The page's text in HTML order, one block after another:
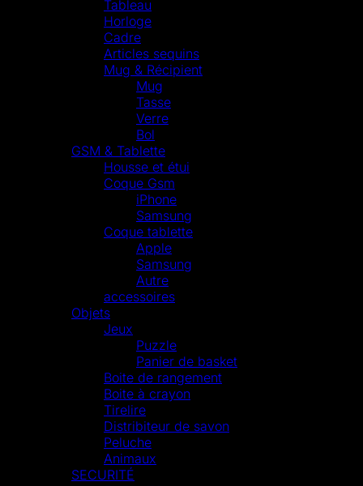
Tableau
Horloge
Cadre
Articles sequins
Mug & Récipient
Mug
Tasse
Verre
Bol
GSM & Tablette
Housse et étui
Coque Gsm
iPhone
Samsung
Coque tablette
Apple
Samsung
Autre
accessoires
Objets
Jeux
Puzzle
Panier de basket
Boite de rangement
Boite à crayon
Tirelire
Distribiteur de savon
Peluche
Animaux
SECURITÉ